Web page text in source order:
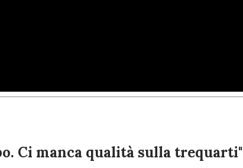
Ci manca qualità sulla trequarti"